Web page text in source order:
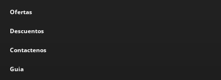
Ofertas
Descuentos
Contactenos
Guia